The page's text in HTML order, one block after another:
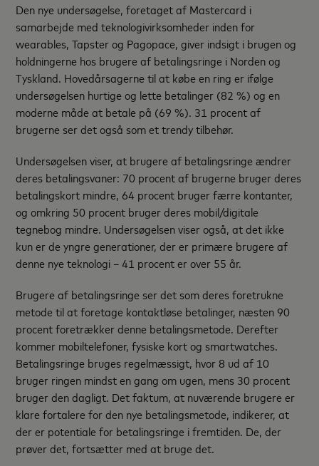
Den nye undersøgelse, foretaget af Mastercard i
samarbejde med teknologivirksomheder inden for
wearables, Tapster og Pagopace, giver indsigt i brugen og
holdningerne hos brugere af betalingsringe i Norden og
Tyskland. Hovedårsagerne til at købe en ring er ifølge
undersøgelsen hurtige og lette betalinger (82 %) og en
moderne måde at betale på (69 %). 31 procent af
brugerne ser det også som et trendy tilbehør.
Undersøgelsen viser, at brugere af betalingsringe ændrer
deres betalingsvaner: 70 procent af brugerne bruger deres
betalingskort mindre, 64 procent bruger færre kontanter,
og omkring 50 procent bruger deres mobil/digitale
tegnebog mindre. Undersøgelsen viser også, at det ikke
kun er de yngre generationer, der er primære brugere af
denne nye teknologi – 41 procent er over 55 år.
Brugere af betalingsringe ser det som deres foretrukne
metode til at foretage kontaktløse betalinger, næsten 90
procent foretrækker denne betalingsmetode. Derefter
kommer mobiltelefoner, fysiske kort og smartwatches.
Betalingsringe bruges regelmæssigt, hvor 8 ud af 10
bruger ringen mindst en gang om ugen, mens 30 procent
bruger den dagligt. Det faktum, at nuværende brugere er
klare fortalere for den nye betalingsmetode, indikerer, at
der er potentiale for betalingsringe i fremtiden. De, der
prøver det, fortsætter med at bruge det.